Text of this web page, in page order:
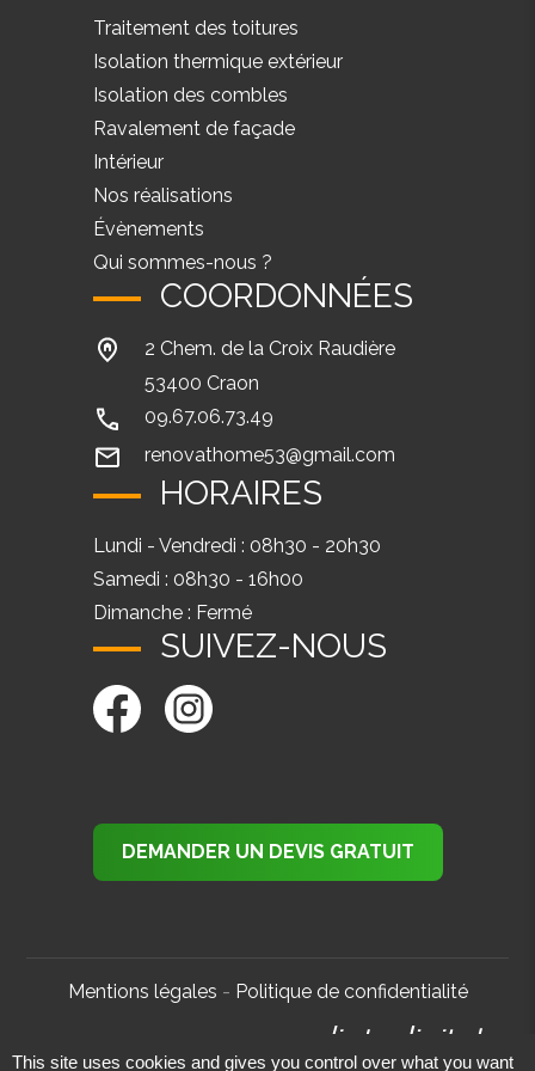
Traitement des toitures
Isolation thermique extérieur
Isolation des combles
Ravalement de façade
Intérieur
Nos réalisations
Évènements
Qui sommes-nous ?
COORDONNÉES
2 Chem. de la Croix Raudière
53400 Craon
09.67.06.73.49
renovathome53@gmail.com
HORAIRES
Lundi - Vendredi : 08h30 - 20h30
Samedi : 08h30 - 16h00
Dimanche : Fermé
SUIVEZ-NOUS
DEMANDER UN DEVIS GRATUIT
Mentions légales - Politique de confidentialité
This site uses cookies and gives you control over what you want